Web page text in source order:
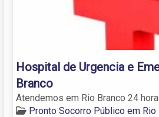
Hospital de Urgencia e
Branco
Atendemos em Rio Branco 24
Pronto Socorro Público em Rio